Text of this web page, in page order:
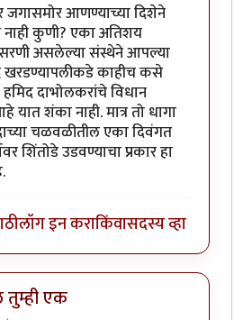
जगासमोर आणण्याच्या दिशेने
कुणी? एका अतिशय
असलेल्या संस्थेने आपल्या
खरडण्यापलीकडे काहीच कसे
दाभोलकरांचे विधान
शंका नाही. मात्र तो धागा
चळवळीतील एका दिवंगत
शिंतोडे उडवण्याचा प्रकार हा
लॉग इन कराकिंवासदस्य व्हा
तुम्ही एक